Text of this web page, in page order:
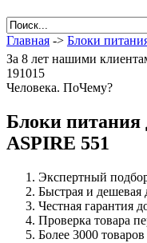
Главная -> Блоки
За 8 лет нашими
191015
Человека. ПоЧему?
Блоки питания
ASPIRE 551
Экспертный
Быстрая и дешевая
Честная гарантия
Проверка товара
Более 3000